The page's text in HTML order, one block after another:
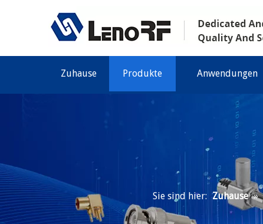
Zuhause Produkte Anwendungen
Sie sind hier: Zuhause »